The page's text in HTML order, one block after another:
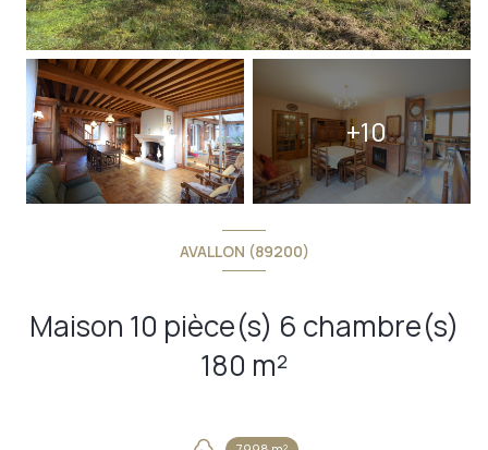
+10
AVALLON (89200)
Maison 10 pièce(s) 6 chambre(s)
180 m²